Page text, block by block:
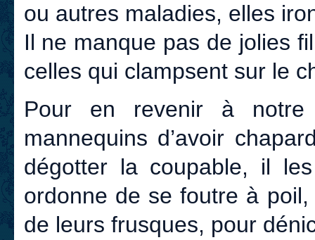
ou autres maladies, elles
Il ne manque pas de jolies
celles qui clampsent sur le
Pour en revenir à
mannequins d’avoir
dégotter la coupable, il
ordonne de se foutre à
de leurs frusques, pour